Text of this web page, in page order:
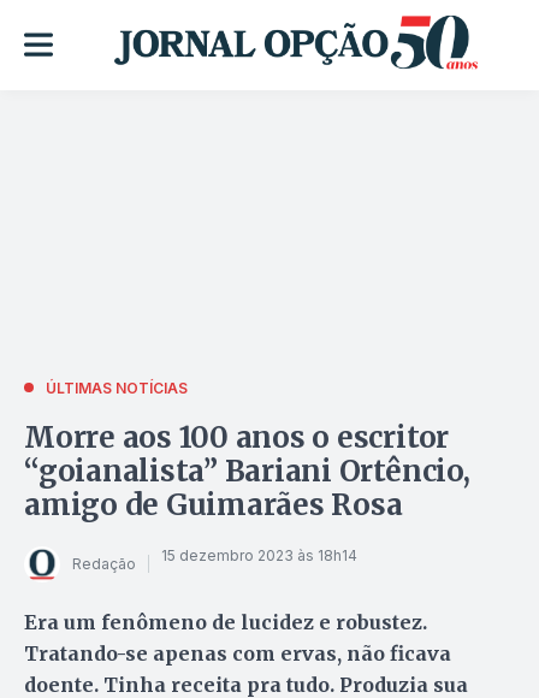
ÚLTIMAS NOTÍCIAS
Morre aos 100 anos o escritor
“goianalista” Bariani Ortêncio,
amigo de Guimarães Rosa
Redação 15 dezembro 2023 às 18h14
Era um fenômeno de lucidez e robustez.
Tratando-se apenas com ervas, não ficava
doente. Tinha receita pra tudo. Produzia sua